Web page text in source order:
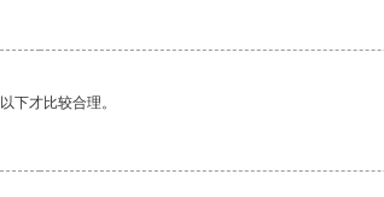
下才比较合理。